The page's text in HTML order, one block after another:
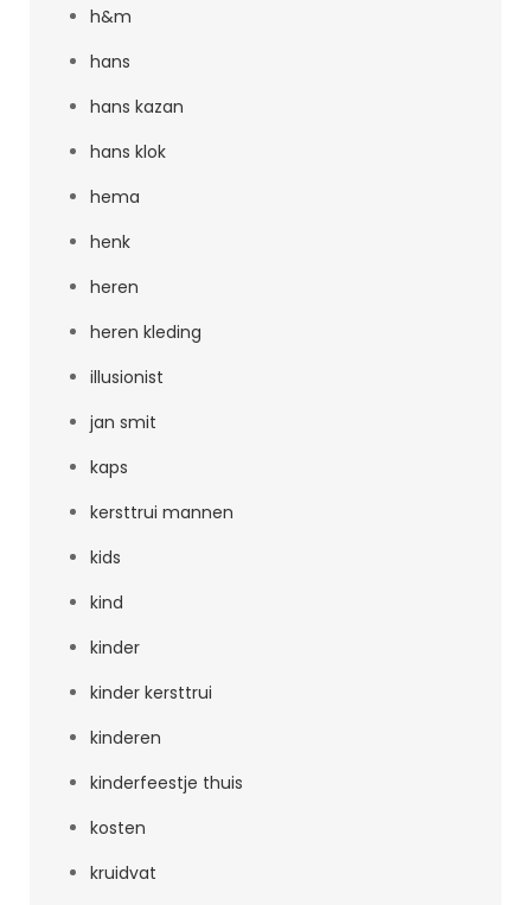
h&m
hans
hans kazan
hans klok
hema
henk
heren
heren kleding
illusionist
jan smit
kaps
kersttrui mannen
kids
kind
kinder
kinder kersttrui
kinderen
kinderfeestje thuis
kosten
kruidvat